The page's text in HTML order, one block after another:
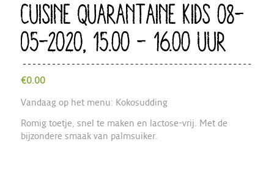
CUISINE QUARANTAINE KIDS 08-
05-2020, 15.00 – 16.00 UUR
€0.00
Vandaag op het menu: Kokosudding
Romig toetje, snel te maken en lactose-vrij. Met de
bijzondere smaak van palmsuiker.